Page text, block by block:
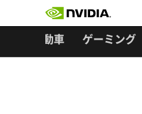
自動車 ゲーミング